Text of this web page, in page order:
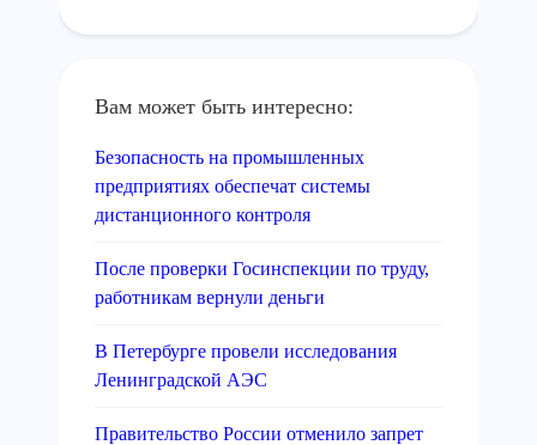
Вам может быть интересно:
Безопасность на промышленных
предприятиях обеспечат системы
дистанционного контроля
После проверки Госинспекции по труду,
работникам вернули деньги
В Петербурге провели исследования
Ленинградской АЭС
Правительство России отменило запрет